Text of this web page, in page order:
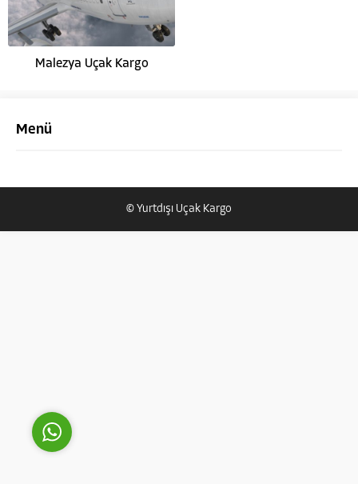
Malezya Uçak Kargo
Menü
© Yurtdışı Uçak Kargo